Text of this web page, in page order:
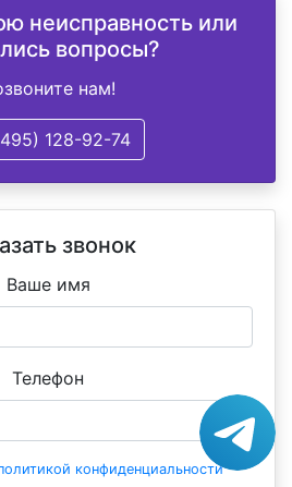
неисправность или
вопросы?
нам!
128-92-74
звонок
Ваше имя
Телефон
конфиденциальности